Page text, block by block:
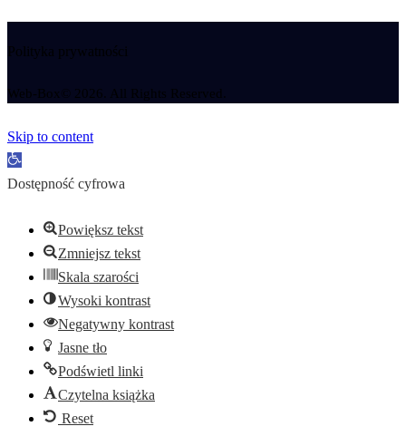
Polityka prywatności
Web-Box© 2026. All Rights Reserved.
Skip to content
Open toolbar
Dostępność cyfrowa
Powiększ tekst
Zmniejsz tekst
Skala szarości
Wysoki kontrast
Negatywny kontrast
Jasne tło
Podświetl linki
Czytelna książka
Reset